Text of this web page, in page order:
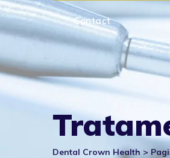
Contact
Dental Crown Health >